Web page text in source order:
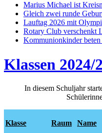
Marius Michael ist
Gleich zwei runde
Lauftag 2026 mit
Rotary Club verschenkt
Kommunionkinder
Klassen 2024/
In diesem Schuljahr
Klasse Raum Name